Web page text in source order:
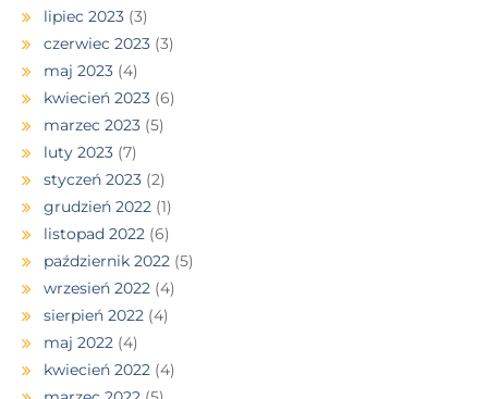
lipiec 2023 (3)
czerwiec 2023 (3)
maj 2023 (4)
kwiecień 2023 (6)
marzec 2023 (5)
luty 2023 (7)
styczeń 2023 (2)
grudzień 2022 (1)
listopad 2022 (6)
październik 2022 (5)
wrzesień 2022 (4)
sierpień 2022 (4)
maj 2022 (4)
kwiecień 2022 (4)